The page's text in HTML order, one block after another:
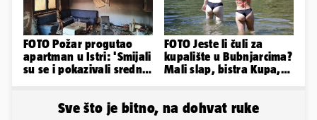
FOTO Požar progutao
apartman u Istri: 'Smijali
su se i pokazivali srednji
FOTO Jeste li čuli za
kupalište u Bubnjarcima?
Mali slap, bistra Kupa,
Sve što je bitno, na dohvat ruke